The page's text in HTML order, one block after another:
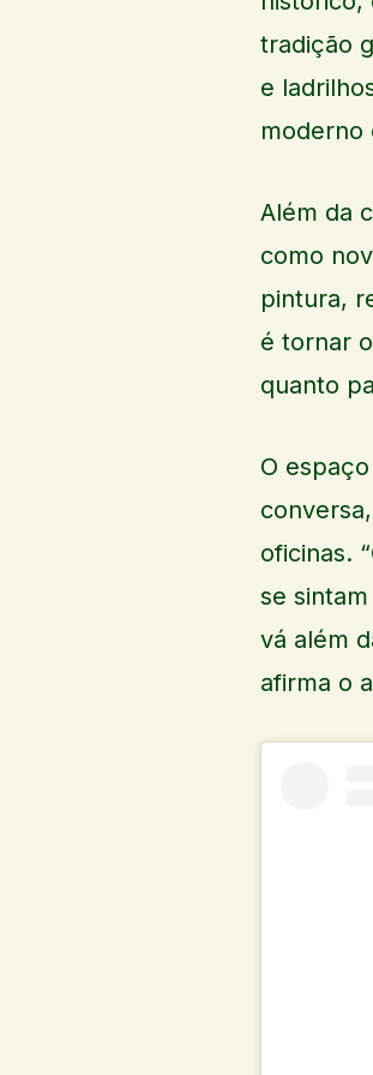
tradição
e
moderno
Além da
como
pintura,
é tornar
quanto
O
oficinas.
se
vá além
afirma o